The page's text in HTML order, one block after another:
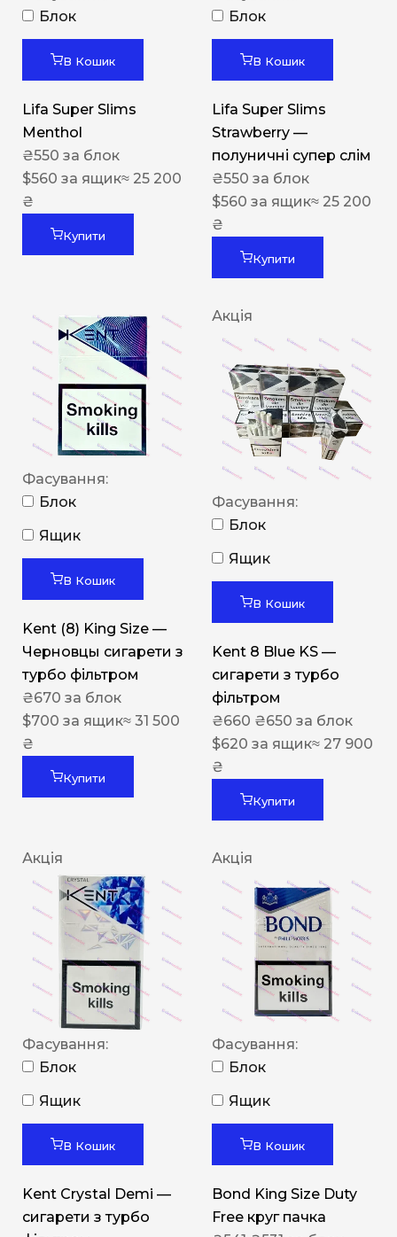
Блок
В Кошик
Lifa Super Slims
Menthol
₴550 за блок
$560 за ящик≈ 25 200
₴
Купити
Блок
В Кошик
Lifa Super Slims
Strawberry —
полуничні супер слім
₴550 за блок
$560 за ящик≈ 25 200
₴
Купити
Фасування:
Блок
Ящик
В Кошик
Kent (8) King Size —
Черновцы сигарети з
турбо фільтром
₴670 за блок
$700 за ящик≈ 31 500
₴
Купити
Акція
Фасування:
Блок
Ящик
В Кошик
Kent 8 Blue KS —
сигарети з турбо
фільтром
₴660 ₴650 за блок
$620 за ящик≈ 27 900
₴
Купити
Акція
Фасування:
Блок
Ящик
В Кошик
Kent Crystal Demi —
сигарети з турбо
Акція
Фасування:
Блок
Ящик
В Кошик
Bond King Size Duty
Free круг пачка